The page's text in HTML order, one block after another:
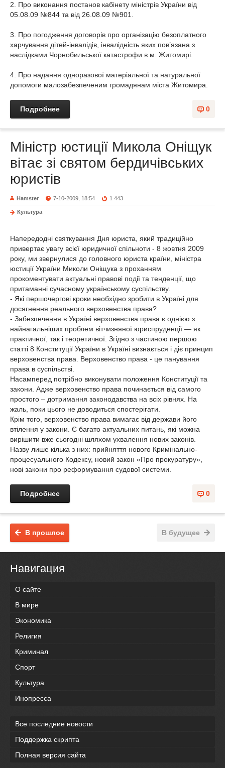
2. Про виконання постанов кабінету міністрів України від
05.08.09 №844 та від 26.08.09 №901.
3. Про погодження договорів про організацію безоплатного
харчування дітей-інвалідів, інвалідність яких пов’язана з
наслідками Чорнобильської катастрофи в м. Житомирі.
4. Про надання одноразової матеріальної та натуральної
допомоги малозабезпеченим громадянам міста Житомира.
0
Подробнее
Міністр юстиції Микола Оніщук
вітає зі святом бердичівських
юристів
Hamster 7-10-2009, 18:54 1 443
Культура
Напередодні святкування Дня юриста, який традиційно
привертає увагу всієї юридичної спільноти - 8 жовтня 2009
року, ми звернулися до головного юриста країни, міністра
юстиції України Миколи Оніщука з проханням
прокоментувати актуальні правові події та тенденції, що
притаманні сучасному українському суспільству.
- Які першочергові кроки необхідно зробити в Україні для
досягнення реального верховенства права?
- Забезпечення в Україні верховенства права є однією з
найнагальніших проблем вітчизняної юриспруденції — як
практичної, так і теоретичної. Згідно з частиною першою
статті 8 Конституції України в Україні визнається і діє принцип
верховенства права. Верховенство права - це панування
права в суспільстві.
Насамперед потрібно виконувати положення Конституції та
закони. Адже верховенство права починається від самого
простого – дотримання законодавства на всіх рівнях. На
жаль, поки цього не доводиться спостерігати.
Крім того, верховенство права вимагає від держави його
втілення у закони. Є багато актуальних питань, які можна
вирішити вже сьогодні шляхом ухвалення нових законів.
Назву лише кілька з них: прийняття нового Кримінально-
процесуального Кодексу, новий закон «Про прокуратуру»,
нові закони про реформування судової системи.
0
Подробнее
В будущее
В прошлое
Навигация
О сайте
В мире
Экономика
Религия
Криминал
Спорт
Культура
Инопресса
Все последние новости
Поддержка скрипта
Полная версия сайта